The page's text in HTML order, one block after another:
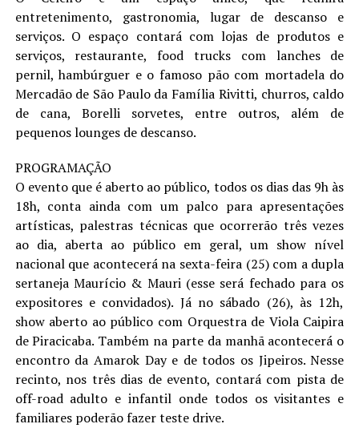
entretenimento, gastronomia, lugar de descanso e
serviços. O espaço contará com lojas de produtos e
serviços, restaurante, food trucks com lanches de
pernil, hambúrguer e o famoso pão com mortadela do
Mercadão de São Paulo da Família Rivitti, churros, caldo
de cana, Borelli sorvetes, entre outros, além de
pequenos lounges de descanso.
PROGRAMAÇÃO
O evento que é aberto ao público, todos os dias das 9h às
18h, conta ainda com um palco para apresentações
artísticas, palestras técnicas que ocorrerão três vezes
ao dia, aberta ao público em geral, um show nível
nacional que acontecerá na sexta-feira (25) com a dupla
sertaneja Maurício & Mauri (esse será fechado para os
expositores e convidados). Já no sábado (26), às 12h,
show aberto ao público com Orquestra de Viola Caipira
de Piracicaba. Também na parte da manhã acontecerá o
encontro da Amarok Day e de todos os Jipeiros. Nesse
recinto, nos três dias de evento, contará com pista de
off-road adulto e infantil onde todos os visitantes e
familiares poderão fazer teste drive.